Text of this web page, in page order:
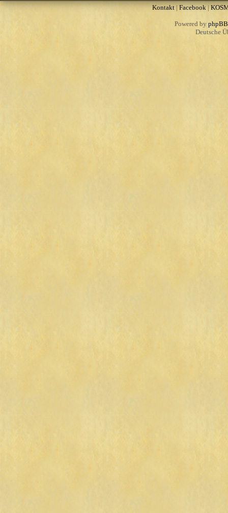
Kontakt|Facebook|
Powered by phpBB
Deutsche